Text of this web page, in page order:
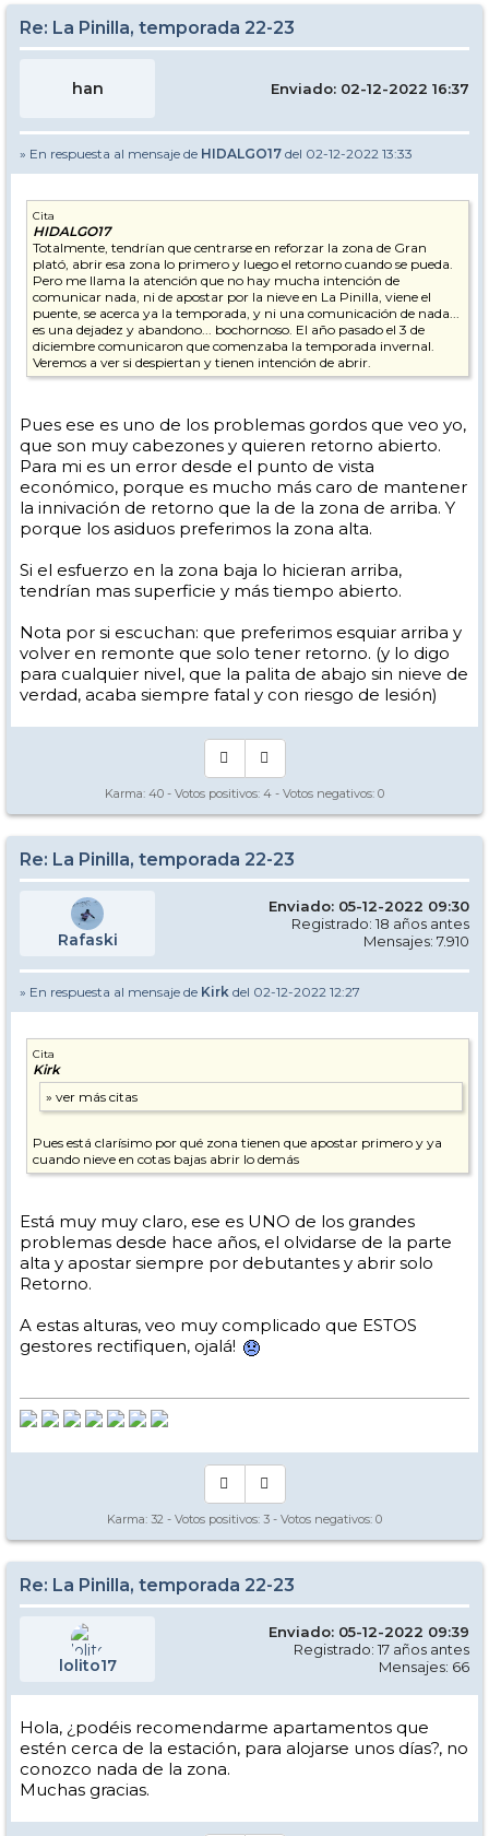
Re: La Pinilla, temporada 22-23
han Enviado: 02-12-2022 16:37
» En respuesta al mensaje de HIDALGO17 del 02-12-2022 13:33
Cita
HIDALGO17
Totalmente, tendrían que centrarse en reforzar la zona de Gran
plató, abrir esa zona lo primero y luego el retorno cuando se pueda.
Pero me llama la atención que no hay mucha intención de
comunicar nada, ni de apostar por la nieve en La Pinilla, viene el
puente, se acerca ya la temporada, y ni una comunicación de nada...
es una dejadez y abandono... bochornoso. El año pasado el 3 de
diciembre comunicaron que comenzaba la temporada invernal.
Veremos a ver si despiertan y tienen intención de abrir.
Pues ese es uno de los problemas gordos que veo yo,
que son muy cabezones y quieren retorno abierto.
Para mi es un error desde el punto de vista
económico, porque es mucho más caro de mantener
la innivación de retorno que la de la zona de arriba. Y
porque los asiduos preferimos la zona alta.
Si el esfuerzo en la zona baja lo hicieran arriba,
tendrían mas superficie y más tiempo abierto.
Nota por si escuchan: que preferimos esquiar arriba y
volver en remonte que solo tener retorno. (y lo digo
para cualquier nivel, que la palita de abajo sin nieve de
verdad, acaba siempre fatal y con riesgo de lesión)
Karma: 40 - Votos positivos: 4 - Votos negativos: 0
Re: La Pinilla, temporada 22-23
Rafaski
Enviado: 05-12-2022 09:30
Registrado: 18 años antes
Mensajes: 7.910
» En respuesta al mensaje de Kirk del 02-12-2022 12:27
Cita
Kirk
Pues está clarísimo por qué zona tienen que apostar primero y ya
cuando nieve en cotas bajas abrir lo demás
Está muy muy claro, ese es UNO de los grandes
problemas desde hace años, el olvidarse de la parte
alta y apostar siempre por debutantes y abrir solo
Retorno.
A estas alturas, veo muy complicado que ESTOS
gestores rectifiquen, ojalá!
Karma: 32 - Votos positivos: 3 - Votos negativos: 0
Re: La Pinilla, temporada 22-23
lolito17
Enviado: 05-12-2022 09:39
Registrado: 17 años antes
Mensajes: 66
Hola, ¿podéis recomendarme apartamentos que
estén cerca de la estación, para alojarse unos días?, no
conozco nada de la zona.
Muchas gracias.